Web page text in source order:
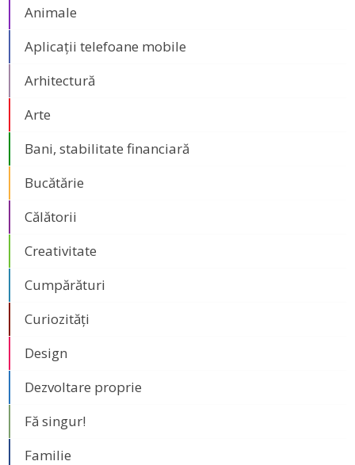
Animale
Aplicații telefoane mobile
Arhitectură
Arte
Bani, stabilitate financiară
Bucătărie
Călătorii
Creativitate
Cumpărături
Curiozități
Design
Dezvoltare proprie
Fă singur!
Familie